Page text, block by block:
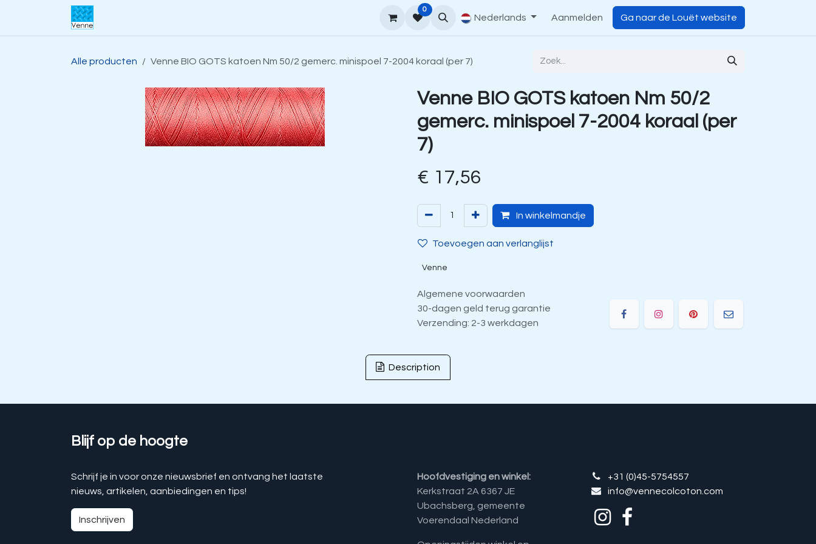
Overslaan naar inhoud
Hoe te bestellen Contact
0
Nederlands Aanmelden Ga naar de Louët website
Alle producten Venne BIO GOTS katoen Nm 50/2 gemerc. minispoel 7-2004 koraal (per 7)
Venne BIO GOTS katoen Nm 50/2
gemerc. minispoel 7-2004 koraal (per
7)
€ 17,56
In winkelmandje
Toevoegen aan verlanglijst
Venne
Algemene voorwaarden
30-dagen geld terug garantie
Verzending: 2-3 werkdagen
Description
Blijf op de hoogte
Schrijf je in voor onze nieuwsbrief en ontvang het laatste
nieuws, artikelen, aanbiedingen en tips!
Inschrijven
Hoofdvestiging en winkel:
Kerkstraat 2A 6367 JE
Ubachsberg, gemeente
Voerendaal Nederland
+31 (0)45-5754557
info@vennecolcoton.com